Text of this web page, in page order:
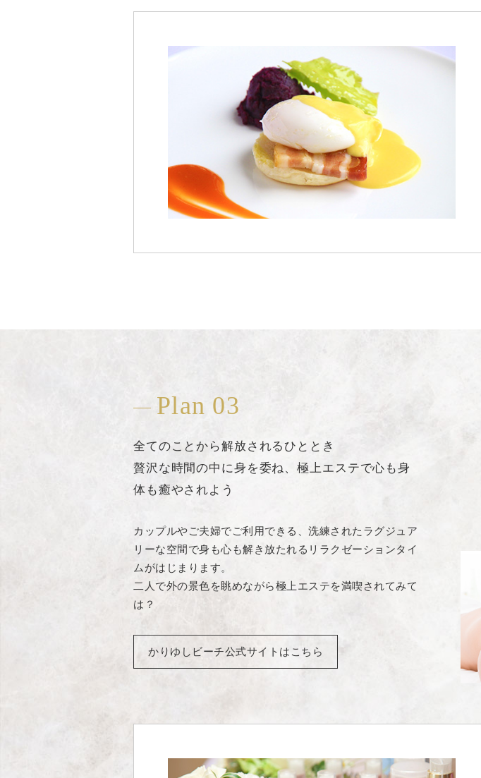
Plan 03
全てのことから解放されるひととき
贅沢な時間の中に身を委ね、極上エステで心も身
体も癒やされよう
カップルやご夫婦でご利用できる、洗練されたラグジュア
リーな空間で身も心も解き放たれるリラクゼーションタイ
ムがはじまります。
二人で外の景色を眺めながら極上エステを満喫されてみて
は？
かりゆしビーチ公式サイトはこちら